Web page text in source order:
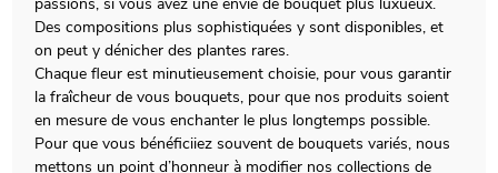
Des compositions plus sophistiquées y sont disponibles, et
on peut y dénicher des plantes rares.
Chaque fleur est minutieusement choisie, pour vous garantir
la fraîcheur de vous bouquets, pour que nos produits soient
en mesure de vous enchanter le plus longtemps possible.
Pour que vous bénéficiiez souvent de bouquets variés, nous
mettons un point d’honneur à modifier nos collections de